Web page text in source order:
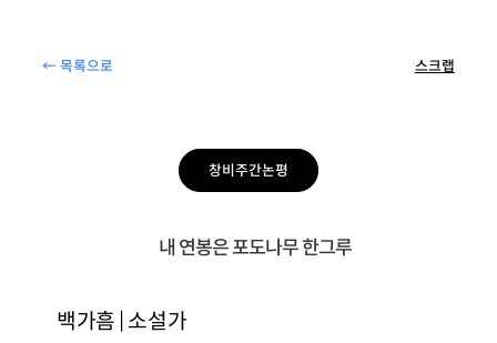
← 목록으로 스크랩
창비주간논평
내 연봉은 포도나무 한그루
백가흠 | 소설가